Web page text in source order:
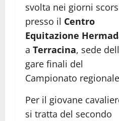
svolta nei giorni
presso il Centro
Equitazione
a Terracina, sede
gare finali del
Campionato
Per il giovane
si tratta del secondo